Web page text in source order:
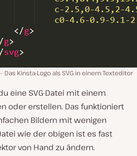
Das Kinsta-Logo als SVG in einem Texteditor
eine SVG-Datei mit einem
oder erstellen. Das funktioniert
Bildern mit wenigen
wie der obigen ist es fast
von Hand zu ändern.